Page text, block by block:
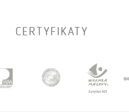
CERTYFIKATY